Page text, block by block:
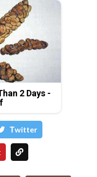
2 Days -
Тwitter